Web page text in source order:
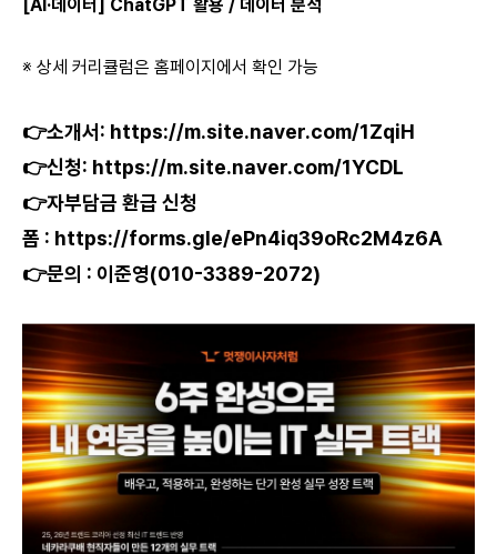
[AI·데이터] ChatGPT 활용 / 데이터 분석
※ 상세 커리큘럼은 홈페이지에서 확인 가능
👉소개서: https://m.site.naver.com/1ZqiH
👉신청: https://m.site.naver.com/1YCDL
👉자부담금 환급 신청
폼 : https://forms.gle/ePn4iq39oRc2M4z6A
👉문의 : 이준영(010-3389-2072)